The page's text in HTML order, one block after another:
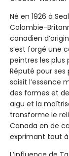
Né en 1926 à
Colombie-
canadien
s’est forgé une
peintres les plus
Réputé pour
saisit l’essence
des formes et
aigu et la
transforme le
Canada en de
exprimant tout